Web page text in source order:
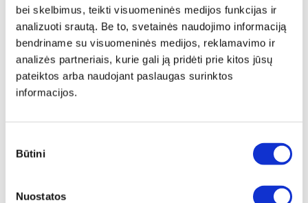
bei skelbimus, teikti visuomeninės medijos funkcijas ir
analizuoti srautą. Be to, svetainės naudojimo informaciją
bendriname su visuomeninės medijos, reklamavimo ir
analizės partneriais, kurie gali ją pridėti prie kitos jūsų
pateiktos arba naudojant paslaugas surinktos
informacijos.
pasirinkimas
Būtini
Nuostatos